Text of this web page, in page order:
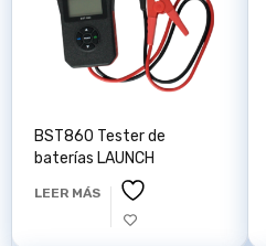
BST860 Tester de
baterías LAUNCH
LEER MÁS